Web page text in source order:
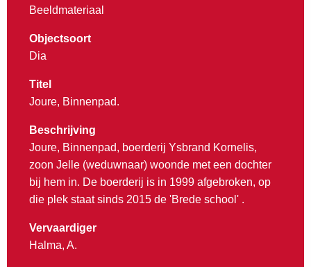
Beeldmateriaal
Objectsoort
Dia
Titel
Joure, Binnenpad.
Beschrijving
Joure, Binnenpad, boerderij Ysbrand Kornelis,
zoon Jelle (weduwnaar) woonde met een dochter
bij hem in. De boerderij is in 1999 afgebroken, op
die plek staat sinds 2015 de 'Brede school' .
Vervaardiger
Halma, A.